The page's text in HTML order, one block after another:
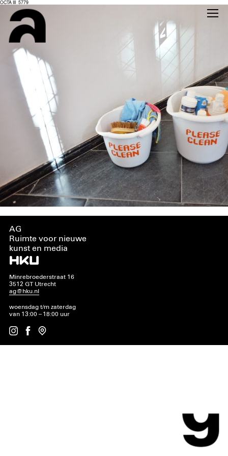
OCTA III_5779
AG
Ruimte voor nieuwe
kunst en media
Minrebroederstraat 16
3512 GT Utrecht
ag@hku.nl
woensdag t/m zaterdag
van 13:00 – 18:00 uur